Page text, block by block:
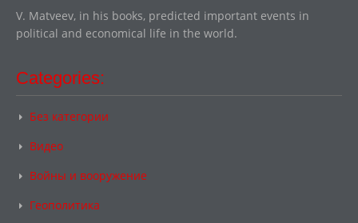
V. Matveev, in his books, predicted important events in
political and economical life in the world.
Categories:
Без категории
Видео
Войны и вооружение
Геополитика